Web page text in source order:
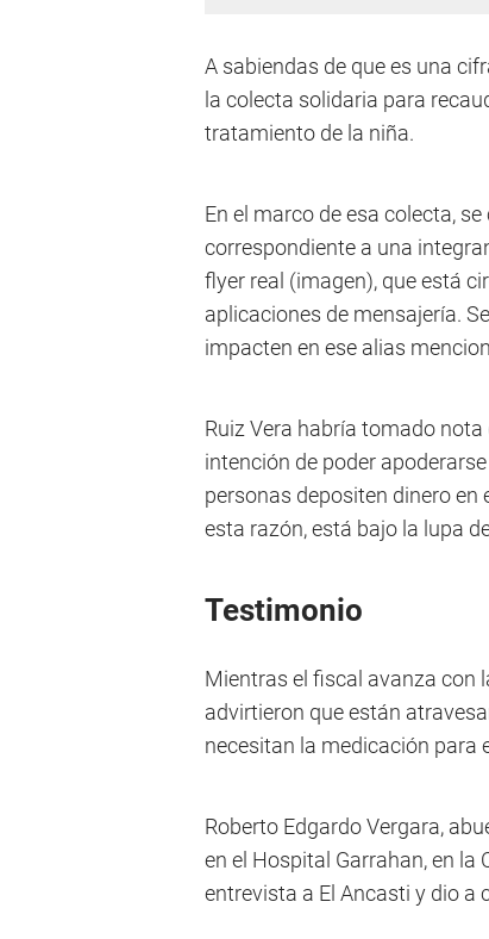
A sabiendas de que es una
la colecta solidaria para
tratamiento de la niña.
En el marco de esa colecta,
correspondiente a una
flyer real (imagen), que está
aplicaciones de mensajería.
impacten en ese alias
Ruiz Vera habría tomado
intención de poder
personas depositen dinero en
esta razón, está bajo la lupa
Testimonio
Mientras el fiscal avanza con
advirtieron que están
necesitan la medicación para
Roberto Edgardo Vergara,
en el Hospital Garrahan, en la
entrevista a El Ancasti y dio a